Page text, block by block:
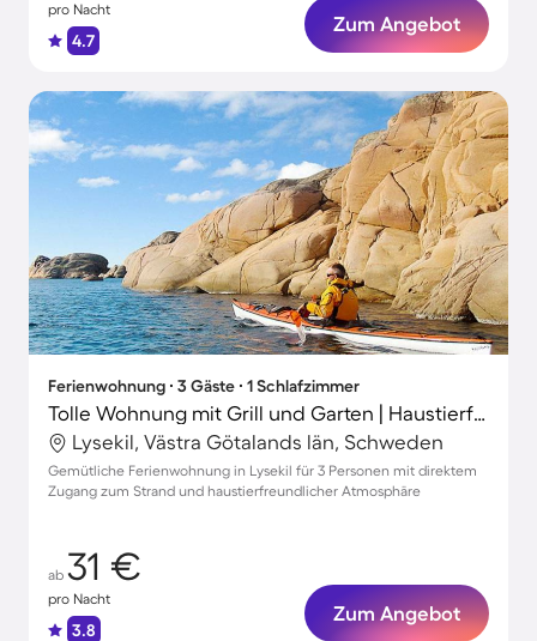
pro Nacht
4.7
Zum Angebot
Ferienwohnung ∙ 3 Gäste ∙ 1 Schlafzimmer
Tolle Wohnung mit Grill und Garten | Haustierfreundlich
Lysekil, Västra Götalands län, Schweden
Gemütliche Ferienwohnung in Lysekil für 3 Personen mit direktem
Zugang zum Strand und haustierfreundlicher Atmosphäre
ab 31 €
pro Nacht
3.8
Zum Angebot